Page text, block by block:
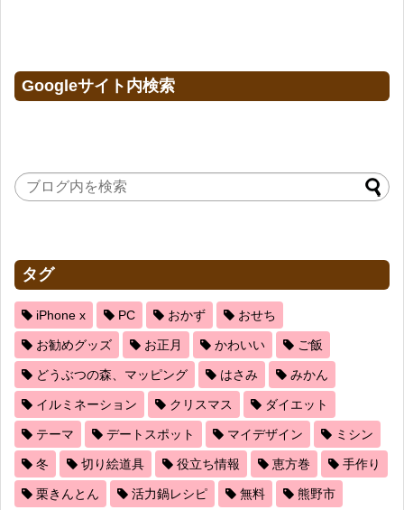
Googleサイト内検索
タグ
iPhone x PC おかず おせち
お勧めグッズ お正月 かわいい ご飯
どうぶつの森、マッピング はさみ みかん
イルミネーション クリスマス ダイエット
テーマ デートスポット マイデザイン ミシン
冬 切り絵道具 役立ち情報 恵方巻 手作り
栗きんとん 活力鍋レシピ 無料 熊野市